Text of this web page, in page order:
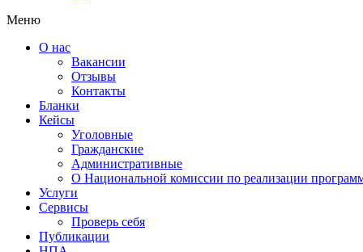
Меню
О нас
Вакансии
Отзывы
Контакты
Бланки
Кейсы
Уголовные
Гражданские
Административные
О Национальной комиссии по реализации
Услуги
Сервисы
Проверь себя
Публикации